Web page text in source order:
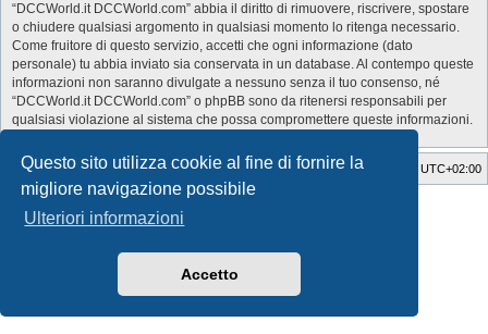
Questo sito utilizza cookie al fine di fornire la
migliore navigazione possibile
Ulteriori informazioni
Accetto
“DCCWorld.it DCCWorld.com” abbia il diritto di rimuovere, riscrivere, spostare
o chiudere qualsiasi argomento in qualsiasi momento lo ritenga necessario.
Come fruitore di questo servizio, accetti che ogni informazione (dato
personale) tu abbia inviato sia conservata in un database. Al contempo queste
informazioni non saranno divulgate a nessuno senza il tuo consenso, né
“DCCWorld.it DCCWorld.com” o phpBB sono da ritenersi responsabili per
qualsiasi violazione al sistema che possa compromettere queste informazioni.
Indice Tutti gli orari sono UTC+02:00
Cancella cookie
Style Developer by ©
Creato daphpBB
Privacy|Condizioni